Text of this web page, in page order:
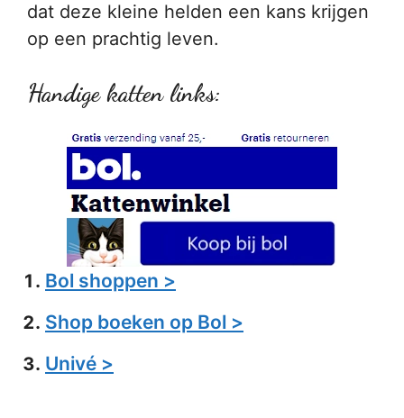
dat deze kleine helden een kans krijgen
op een prachtig leven.
Handige katten links:
Bol shoppen >
Shop boeken op Bol >
Univé >